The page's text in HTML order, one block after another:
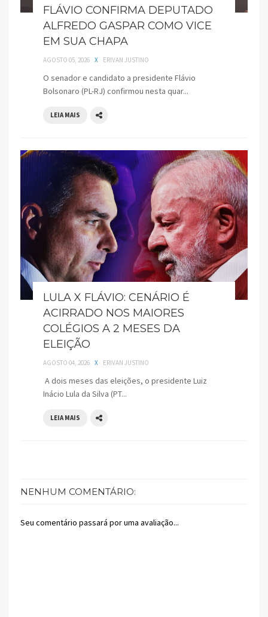
FLÁVIO CONFIRMA DEPUTADO
ALFREDO GASPAR COMO VICE
EM SUA CHAPA
AGOSTO 05, 2026 X ERIVAN JUSTINO
O senador e candidato a presidente Flávio
Bolsonaro (PL-RJ) confirmou nesta quar...
LEIA MAIS
LULA X FLÁVIO: CENÁRIO É
ACIRRADO NOS MAIORES
COLÉGIOS A 2 MESES DA
ELEIÇÃO
AGOSTO 04, 2026 X ERIVAN JUSTINO
A dois meses das eleições, o presidente Luiz
Inácio Lula da Silva (PT...
LEIA MAIS
NENHUM COMENTÁRIO:
Seu comentário passará por uma avaliação...